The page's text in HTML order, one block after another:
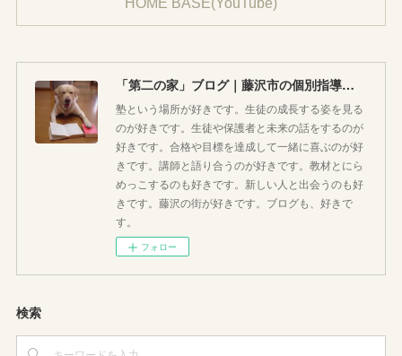
HOME BASE(YouTube)
「第二の家」ブログ｜藤沢市の個別指導塾のお話
塾という場所が好きです。生徒の成長する姿を見る
のが好きです。生徒や保護者と未来の話をするのが
好きです。合格や目標を達成して一緒に喜ぶのが好
きです。講師と語り合うのが好きです。教材とにら
めっこするのも好きです。新しい人と出会うのも好
きです。藤沢の街が好きです。ブログも、好きで
す。
フォロー
検索